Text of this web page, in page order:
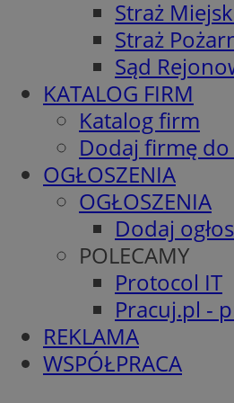
Straż
Straż
Sąd
KATALOG FIRM
Katalog firm
Dodaj firmę
OGŁOSZENIA
OGŁOSZENIA
Dodaj
POLECAMY
Protocol IT
Pracuj.pl -
REKLAMA
WSPÓŁPRACA